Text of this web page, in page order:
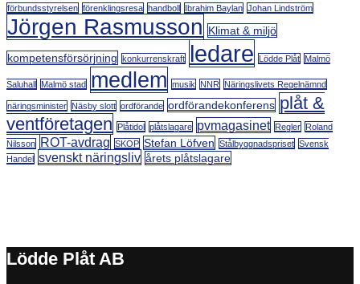
förbundsstyrelsen förenklingsresa handboll Ibrahim Baylan Johan Lindström
Jörgen Rasmusson Klimat & miljö
kompetensförsörjning konkurrenskraft ledare Lödde Plåt Malmö
Saluhall Malmö stad medlem musik NNR Näringslivets Regelnämnd
näringsminister Näsby slott ordförande ordförandekonferens plåt &
ventföretagen
Plåtidol plåtslagare pvmagasinet Regler Roland
Nilsson ROT-avdrag SKOP Stefan Löfven Stålbyggnadspriset Svensk
Handel svenskt näringsliv årets plåtslagare
Lödde Plåt AB